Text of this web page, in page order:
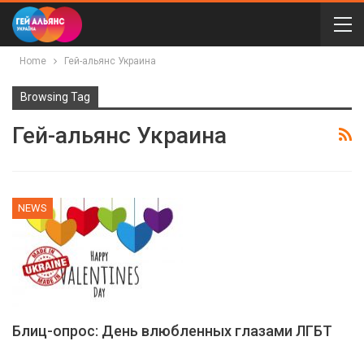
Home Гей-альянс Украина
Browsing Tag
Гей-альянс Украина
NEWS
Блиц-опрос: День влюбленных глазами ЛГБТ